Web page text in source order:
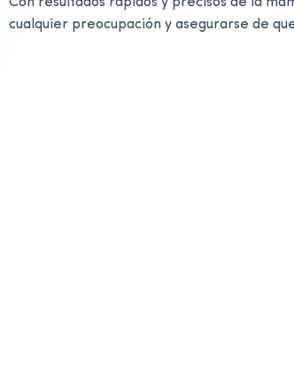
cualquier preocupación y asegurarse de